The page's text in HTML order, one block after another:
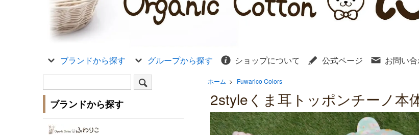
ブランドから探す グループから探す ショップについて 公式ページ お問い
ホーム > Fuwarico Colors
2styleくま耳トッポンチーノ本
ブランドから探す